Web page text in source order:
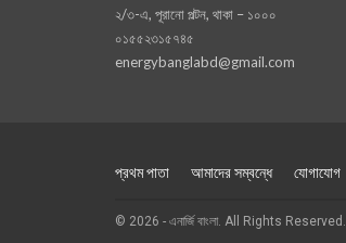
২/৩-এ, পূরানো পল্টন, থাকা – ১০০০
০১৫৫২৩১৫৭৪৫
energybanglabd@gmail.com
প্রথম পাতা আমাদের সম্বন্ধে যোগাযোগ
© 2026 - এনার্জি বাংলা. All Rights Reserved.